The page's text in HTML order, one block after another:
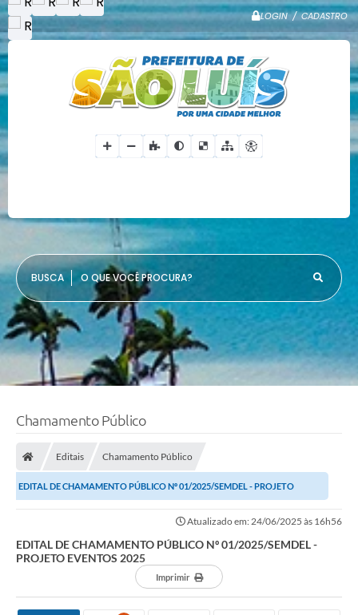
LOGIN / CADASTRO
O QUE VOCÊ PROCURA?
Chamamento Público
Editais Chamamento Público
EDITAL DE CHAMAMENTO PÚBLICO Nº 01/2025/SEMDEL - PROJETO
Atualizado em: 24/06/2025 às 16h56
EDITAL DE CHAMAMENTO PÚBLICO Nº 01/2025/SEMDEL -
PROJETO EVENTOS 2025
Imprimir